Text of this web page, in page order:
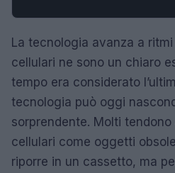
La tecnologia avanza a
cellulari ne sono un chiaro
tempo era considerato
tecnologia può oggi
sorprendente. Molti
cellulari come oggetti
riporre in un cassetto, ma